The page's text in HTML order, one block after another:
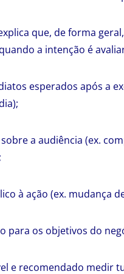
que, de forma
a intenção é
esperados após a
a audiência (ex.
à ação (ex. mudança
para os objetivos do
e recomendado medir